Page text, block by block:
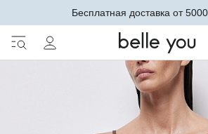
Бесплатная доставка от